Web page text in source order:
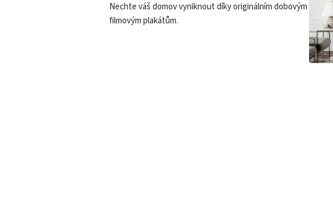
Nechte váš domov vyniknout díky originálním dobovým
filmovým plakátům.